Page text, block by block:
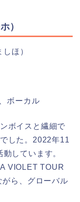
）
ほ）
ボーカル
ボイスと繊細で
した。2022年11
しています。
VIOLET TOUR
ら、グローバル